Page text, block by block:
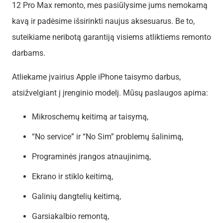
12 Pro Max remonto, mes pasiūlysime jums nemokamą
kavą ir padėsime išsirinkti naujus aksesuarus. Be to,
suteikiame neribotą garantiją visiems atliktiems remonto
darbams.
Atliekame įvairius Apple iPhone taisymo darbus,
atsižvelgiant į įrenginio modelį. Mūsų paslaugos apima:
Mikroschemų keitimą ar taisymą,
“No service” ir “No Sim” problemų šalinimą,
Programinės įrangos atnaujinimą,
Ekrano ir stiklo keitimą,
Galinių dangtelių keitimą,
Garsiakalbio remontą,